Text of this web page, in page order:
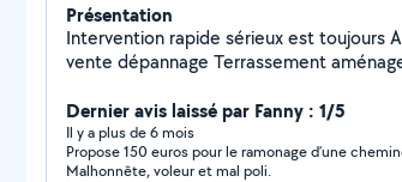
Présentation
Intervention rapide sérieux est toujours
vente dépannage Terrassement
Débarras de vieilles voitures
Dernier avis laissé par Fanny : 1/5
Il y a plus de 6 mois
Propose 150 euros pour le ramonage d’une
Malhonnête, voleur et mal poli.